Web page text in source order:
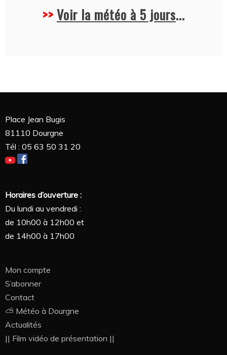
>>Voir la météo à 5 jours...
Place Jean Bugis
81110 Dourgne
Tél : 05 63 50 31 20
Horaires d’ouverture :
Du lundi au vendredi :
de 10h00 à 12h00 et
de 14h00 à 17h00
Mon compte
S’abonner
Contact
⛅ Météo à Dourgne
Actualités
|| Film vidéo de présentation ||